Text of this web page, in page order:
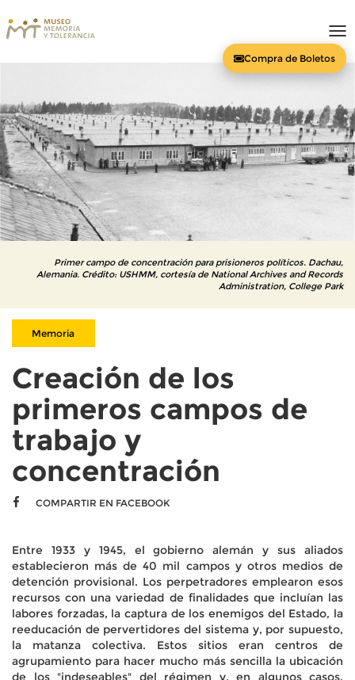
Primer campo de concentración para prisioneros políticos. Dachau,
Alemania. Crédito: USHMM, cortesía de National Archives and Records
Administration, College Park
Memoria
Creación de los
primeros campos de
trabajo y
concentración
COMPARTIR EN FACEBOOK
Entre 1933 y 1945, el gobierno alemán y sus aliados
establecieron más de 40 mil campos y otros medios de
detención provisional. Los perpetradores emplearon esos
recursos con una variedad de finalidades que incluían las
labores forzadas, la captura de los enemigos del Estado, la
reeducación de pervertidores del sistema y, por supuesto,
la matanza colectiva. Estos sitios eran centros de
agrupamiento para hacer mucho más sencilla la ubicación
de los "indeseables" del régimen y, en algunos casos,
Compra de Boletos